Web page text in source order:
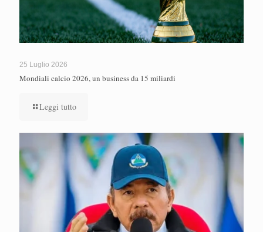
25 Luglio 2026
Mondiali calcio 2026, un business da 15 miliardi
Leggi tutto